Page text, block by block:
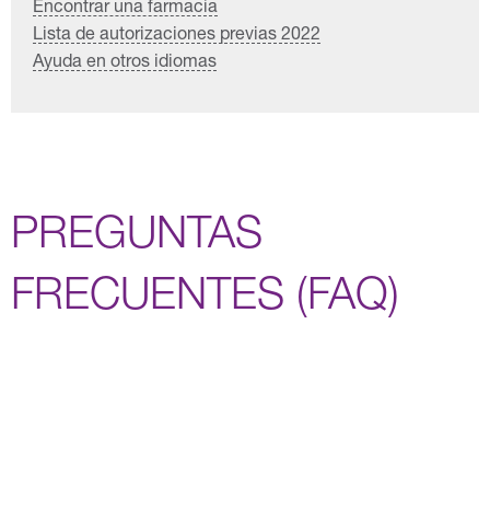
Encontrar una farmacia
Lista de autorizaciones previas 2022
Ayuda en otros idiomas
PREGUNTAS
FRECUENTES (FAQ)